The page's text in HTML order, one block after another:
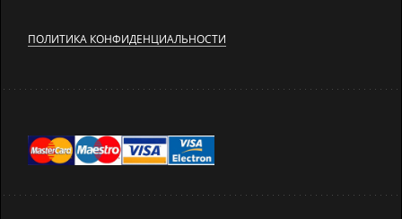
ПОЛИТИКА КОНФИДЕНЦИАЛЬНОСТИ